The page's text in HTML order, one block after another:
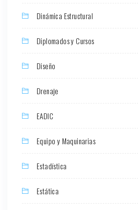
Dinámica Estructural
Diplomados y Cursos
Diseño
Drenaje
EADIC
Equipo y Maquinarias
Estadística
Estática